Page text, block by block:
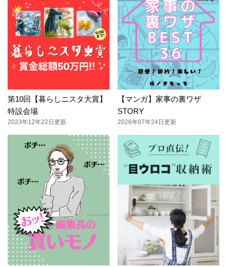
第10回【暮らしニスタ大賞】
特設会場
2023年12年22日更新
【マンガ】家事の裏ワザ
STORY
2026年07年24日更新